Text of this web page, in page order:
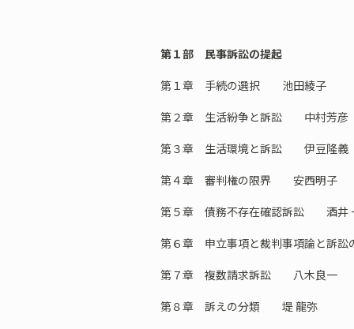
第１部 民事訴訟の提起
第１章 手続の選択 池田綾子
第２章 生活紛争と訴訟 中村芳彦
第３章 生活環境と訴訟 伊豆隆義
第４章 審判権の限界 安西明子
第５章 債務不存在確認訴訟 酒井
第６章 申立事項と裁判事項論と訴
第７章 複数請求訴訟 八木良一
第８章 訴えの分類 堤 龍弥